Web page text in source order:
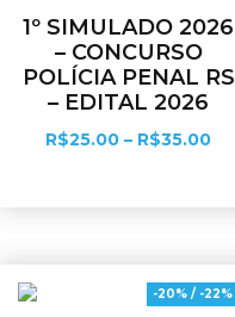
1º SIMULADO 2026
– CONCURSO
POLÍCIA PENAL RS
– EDITAL 2026
R$25.00 – R$35.00
-20% / -22%